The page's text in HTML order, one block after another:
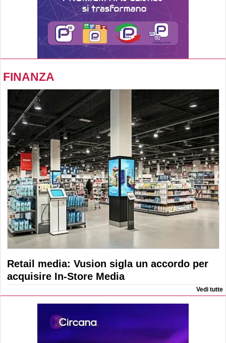
FINANZA
Retail media: Vusion sigla un accordo per
acquisire In-Store Media
Vedi tutte